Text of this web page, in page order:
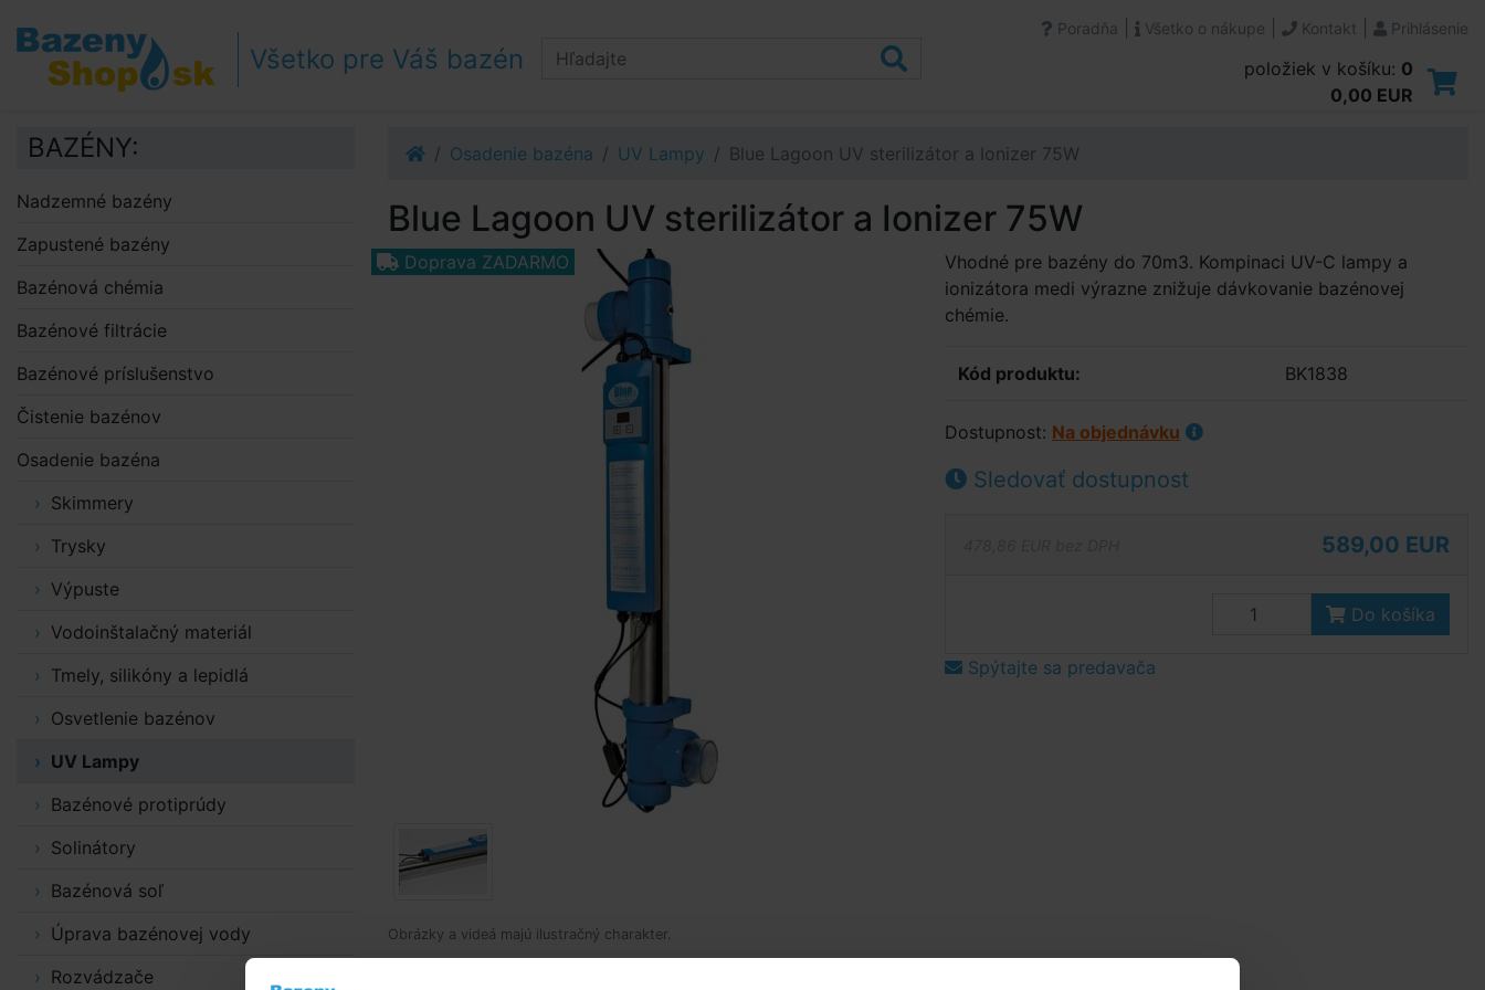
Prejsť na obsah
Prejsť k bočnému stĺpci
Klávesové skratky
Všetko pre Váš bazén
Poradňa Všetko o nákupe Kontakt Prihlásenie
položiek v košíku: 0
0,00 EUR
Osadenie bazéna UV Lampy Blue Lagoon UV sterilizátor a Ionizer 75W
Blue Lagoon UV sterilizátor a Ionizer 75W
Doprava ZADARMO
Obrázky a videá majú ilustračný charakter.
Vhodné pre bazény do 70m3. Kompinaci UV-C lampy a
ionizátora medi výrazne znižuje dávkovanie bazénovej
chémie.
Kód produktu: BK1838
Dostupnost: Na objednávku
Sledovať dostupnost
589,00 EUR
Do košíka
Spýtajte sa predavača
BAZÉNY:
Nadzemné bazény
Zapustené bazény
Bazénová chémia
Bazénové filtrácie
Bazénové príslušenstvo
Čistenie bazénov
Osadenie bazéna
Skimmery
Trysky
Výpuste
Vodoinštalačný materiál
Tmely, silikóny a lepidlá
Osvetlenie bazénov
UV Lampy
Bazénové protiprúdy
Solinátory
Bazénová soľ
Úprava bazénovej vody
Rozvádzače